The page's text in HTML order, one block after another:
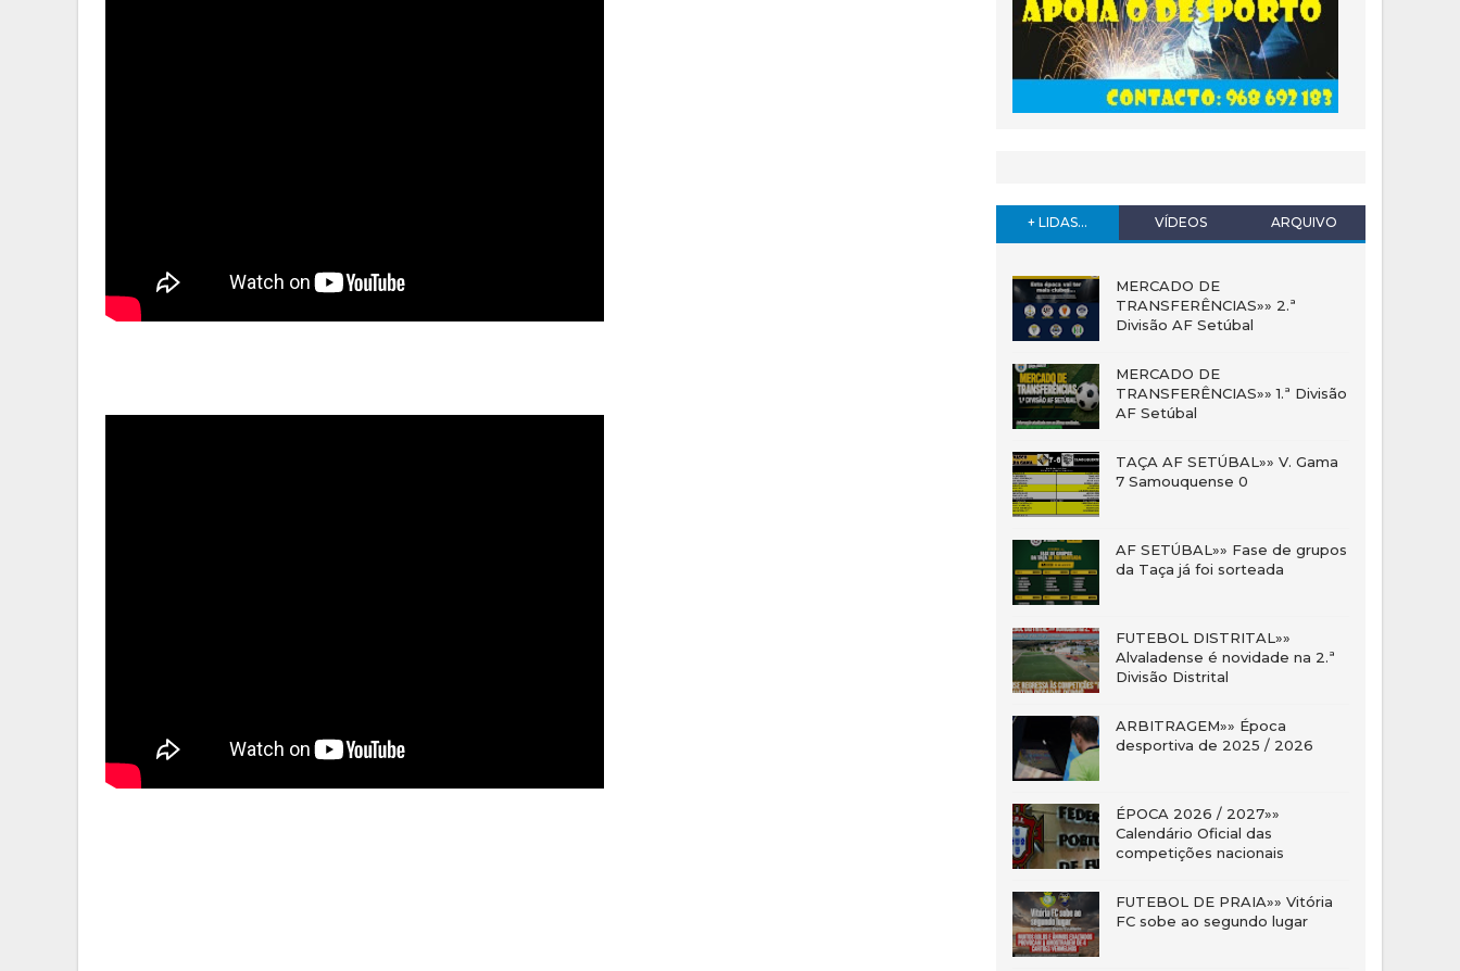
+ LIDAS... VÍDEOS ARQUIVO
MERCADO DE
TRANSFERÊNCIAS»» 2.ª
Divisão AF Setúbal
MERCADO DE
TRANSFERÊNCIAS»» 1.ª Divisão
AF Setúbal
TAÇA AF SETÚBAL»» V. Gama
7 Samouquense 0
AF SETÚBAL»» Fase de grupos
da Taça já foi sorteada
FUTEBOL DISTRITAL»»
Alvaladense é novidade na 2.ª
Divisão Distrital
ARBITRAGEM»» Época
desportiva de 2025 / 2026
ÉPOCA 2026 / 2027»»
Calendário Oficial das
competições nacionais
FUTEBOL DE PRAIA»» Vitória
FC sobe ao segundo lugar